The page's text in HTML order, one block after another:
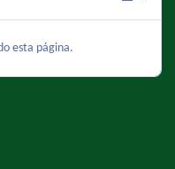
esta página.